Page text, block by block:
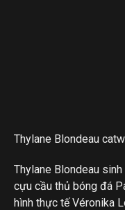
Thylane Blondeau
Thylane Blondeau
cựu cầu thủ bóng đá
hình thực tế Véronika